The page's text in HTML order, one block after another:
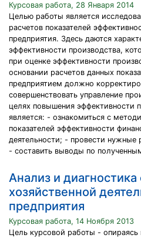
Курсовая работа, 28 Января 2014
Целью работы является
расчетов показателей
предприятия. Здесь даются
эффективности производства,
при оценке эффективности
основании расчетов данных
предприятием должно
совершенствовать управление
целях повышения эффективности
является: - ознакомиться с
показателей эффективности
деятельности; - провести нужные
- составить выводы по
Анализ и
хозяйственной
предприятия
Курсовая работа, 14 Ноября 2013
Цель курсовой работы - опираясь